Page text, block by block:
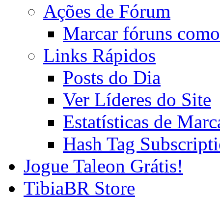
Ações de Fórum
Marcar fóruns
Links Rápidos
Posts do Dia
Ver Líderes do Site
Estatísticas de
Hash Tag
Jogue Taleon Grátis!
TibiaBR Store